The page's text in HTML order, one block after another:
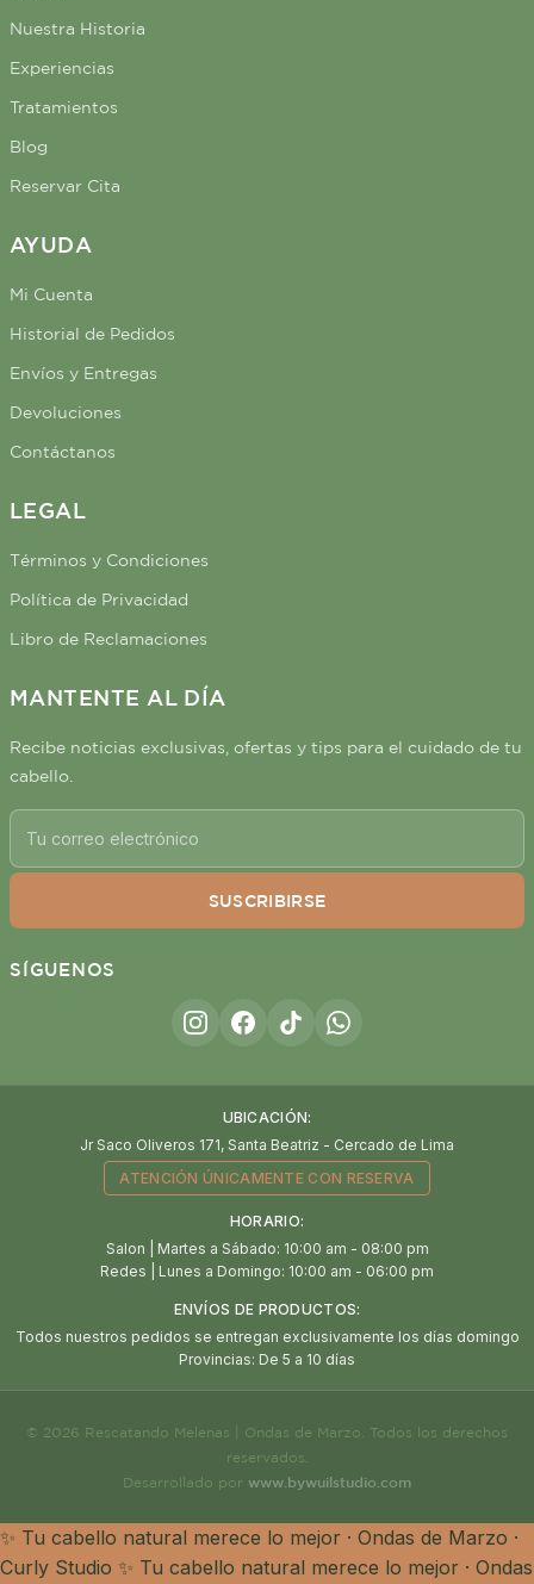
Nuestra Historia
Experiencias
Tratamientos
Blog
Reservar Cita
AYUDA
Mi Cuenta
Historial de Pedidos
Envíos y Entregas
Devoluciones
Contáctanos
LEGAL
Términos y Condiciones
Política de Privacidad
Libro de Reclamaciones
MANTENTE AL DÍA
Recibe noticias exclusivas, ofertas y tips para el cuidado de tu
cabello.
SUSCRIBIRSE
SÍGUENOS
UBICACIÓN:
Jr Saco Oliveros 171, Santa Beatriz - Cercado de Lima
ATENCIÓN ÚNICAMENTE CON RESERVA
HORARIO:
Salon | Martes a Sábado: 10:00 am - 08:00 pm
Redes | Lunes a Domingo: 10:00 am - 06:00 pm
ENVÍOS DE PRODUCTOS:
Todos nuestros pedidos se entregan exclusivamente los días domingo
Provincias: De 5 a 10 días
© 2026 Rescatando Melenas | Ondas de Marzo. Todos los derechos
reservados.
Desarrollado por www.bywuilstudio.com
✨ Tu cabello natural merece lo mejor · Ondas de Marzo ·
Curly Studio ✨ Tu cabello natural merece lo mejor · Ondas